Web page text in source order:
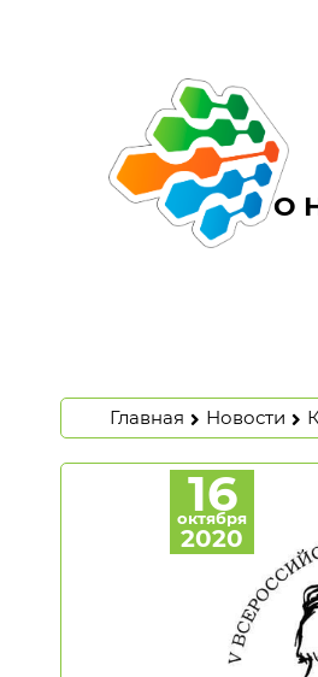
О
Главная Новости
16
октября
2020